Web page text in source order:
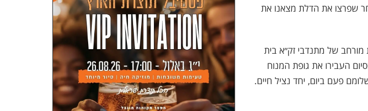
שפרצו את הדלת מצאנו את
של מתנדבי זק״א בית
העבירו את גופת המנוח
פעם ביום, יחד נציל חיים.